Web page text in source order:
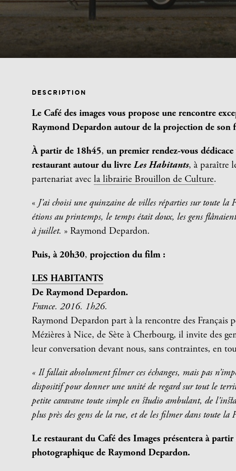
DESCRIPTION
Le Café des images vous propose une rencontre
Raymond Depardon autour de la projection de
À partir de 18h45,un premier rendez-vous
restaurant autour du livreLes Habitants, à paraître
partenariat avecla librairie Brouillon de Culture.
« J’ai choisi une quinzaine de villes réparties sur toute la
étions au printemps, le temps était doux, les gens
à juillet. » Raymond Depardon.
Puis, à 20h30, projection du film :
LES HABITANTS
De Raymond Depardon.
France. 2016. 1h26.
Raymond Depardon part à la rencontre des Français
Mézières à Nice, de Sète à Cherbourg, il invite des
leur conversation devant nous, sans contraintes, en
« Il fallait absolument filmer ces échanges, mais pas
dispositif pour donner une unité de regard sur tout le
petite caravane toute simple en studio ambulant, de
plus près des gens de la rue, et de les filmer dans toute la
Le restaurant du Café des Images présentera à
photographique de Raymond Depardon.